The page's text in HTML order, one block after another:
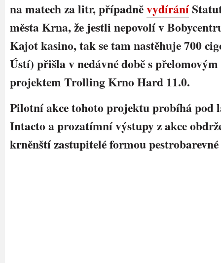
na matech za litr, případněvydírání
města Krna, že jestli nepovolí v
Kajot kasino, tak se tam nastěhuje 700
Ústí) přišla v nedávné době s přelomovým
projektem Trolling Krno Hard 11.0.
Pilotní akce tohoto projektu probíhá pod
Intacto a prozatímní výstupy z akce
krněnští zastupitelé formou